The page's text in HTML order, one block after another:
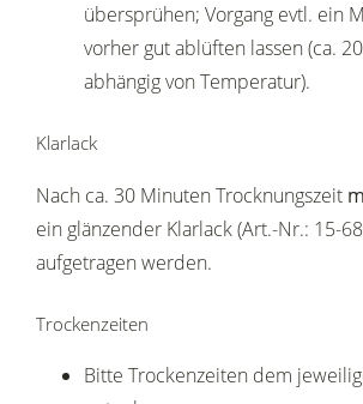
übersprühen; Vorgang evtl. ein
vorher gut ablüften lassen (ca.
abhängig von Temperatur).
Klarlack
Nach ca. 30 Minuten Trocknungszeit
ein glänzender Klarlack (Art.-Nr.: 15-
aufgetragen werden.
Trockenzeiten
Bitte Trockenzeiten dem